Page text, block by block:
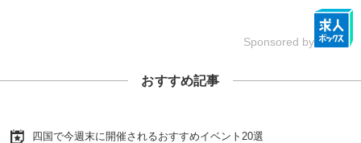
Sponsored by
おすすめ記事
四国で今週末に開催されるおすすめイベント20選